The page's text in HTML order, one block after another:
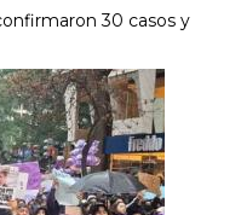
30 casos y